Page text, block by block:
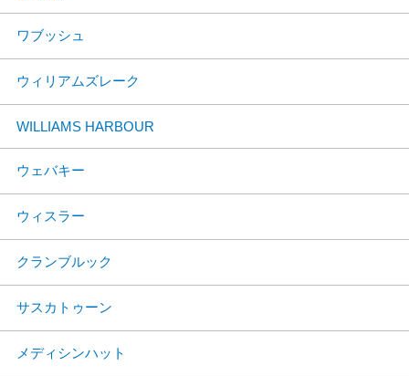
ワブッシュ
ウィリアムズレーク
WILLIAMS HARBOUR
ウェバキー
ウィスラー
クランブルック
サスカトゥーン
メディシンハット